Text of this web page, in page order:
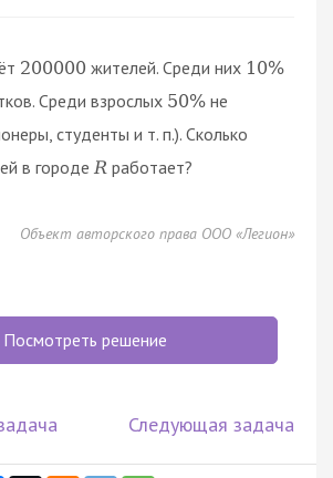
200000 жителей. Среди них 10%
Среди взрослых 50% не
студенты и т. п.). Сколько
в городе R работает?
Объект авторского права ООО «Легион»
Посмотреть решение
Следующая задача